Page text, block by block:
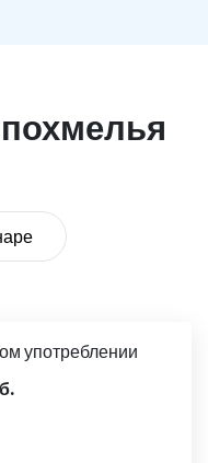
употреблении